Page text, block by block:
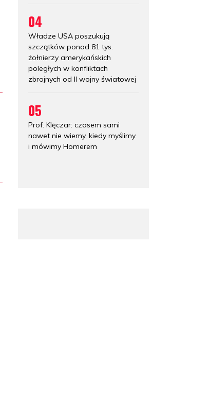
04
Władze USA poszukują
szczątków ponad 81 tys.
żołnierzy amerykańskich
poległych w konfliktach
zbrojnych od II wojny światowej
05
Prof. Klęczar: czasem sami
nawet nie wiemy, kiedy myślimy
i mówimy Homerem